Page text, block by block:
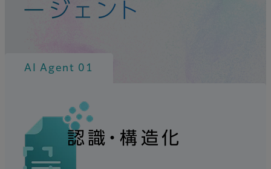
ージェント
AI Agent 01
認識・構造化